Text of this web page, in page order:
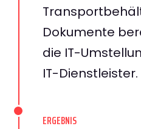
Dokumente
die IT-
IT-Dienstleister.
ERGEBNIS